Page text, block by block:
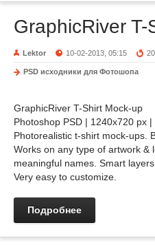
GraphicRiver
Lektor 10-02-2013, 05:15
PSD исходники для Фотошопа
GraphicRiver T-Shirt Mock-up
Photoshop PSD | 1240x720 px
Photorealistic t-shirt mock-ups.
Works on any type of artwork &
meaningful names. Smart
Very easy to customize.
Подробнее